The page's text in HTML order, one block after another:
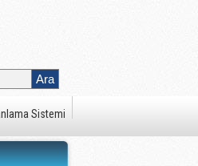
Sistemi